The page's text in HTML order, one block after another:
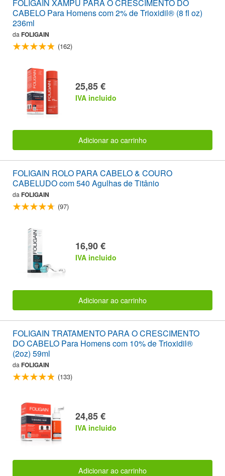
FOLIGAIN XAMPU PARA O CRESCIMENTO DO
CABELO Para Homens com 2% de Trioxidil® (8 fl oz)
236ml
da FOLIGAIN
(162)
25,85 €
IVA incluido
Adicionar ao carrinho
FOLIGAIN ROLO PARA CABELO & COURO
CABELUDO com 540 Agulhas de Titânio
da FOLIGAIN
(97)
16,90 €
IVA incluido
Adicionar ao carrinho
FOLIGAIN TRATAMENTO PARA O CRESCIMENTO
DO CABELO Para Homens com 10% de Trioxidil®
(2oz) 59ml
da FOLIGAIN
(133)
24,85 €
IVA incluido
Adicionar ao carrinho